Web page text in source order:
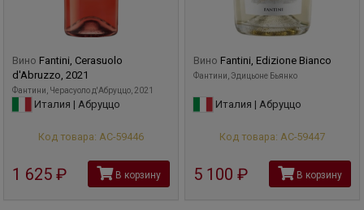
Вино Fantini, Cerasuolo
d'Abruzzo, 2021
Фантини, Черасуоло д'Абруццо, 2021
Италия | Абруццо
Код товара: АС-59446
1 625 руб В корзину
Вино Fantini, Edizione Bianco
Фантини, Эдицьоне Бьянко
Италия | Абруццо
Код товара: АС-59447
5 100 руб В корзину